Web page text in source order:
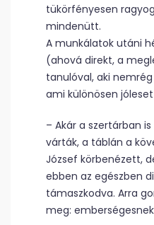
tükörfényesen
mindenütt.
A munkálatok utáni
(ahová direkt, a
tanulóval, aki
ami különösen
– Akár a szertárban
várták, a táblán a
József körbenézett,
ebben az egészben
támaszkodva. Arra
meg: